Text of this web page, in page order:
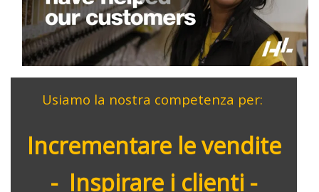
Usiamo la nostra competenza per:
Incrementare le vendite
- Inspirare i clienti -